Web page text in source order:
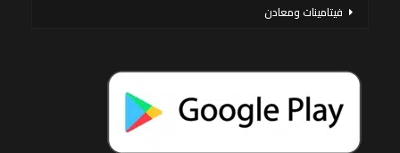
فيتامينات ومعادن